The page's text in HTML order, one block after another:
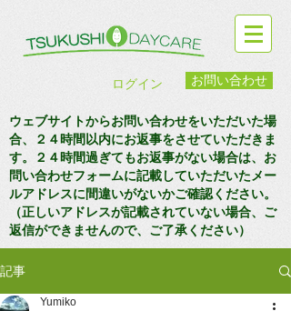
お問い合わせ
ログイン
ウェブサイトからお問い合わせをいただいた場
合、２４時間以内にお返事をさせていただきま
す。２４時間過ぎてもお返事がない場合は、お
問い合わせフォームに記載していただいたメー
ルアドレスに間違いがないかご確認ください。
（正しいアドレスが記載されていない場合、ご
返信ができませんので、ご了承ください）
記事
Yumiko